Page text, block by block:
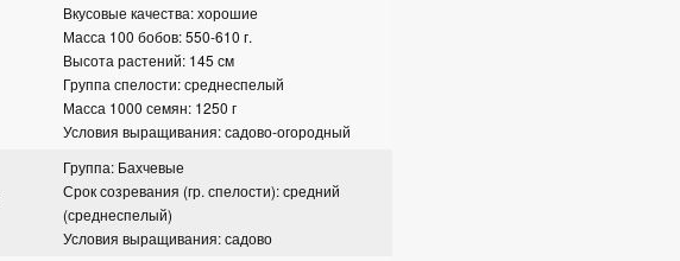
Вкусовые качества: хорошие
Масса 100 бобов: 550-610 г.
Высота растений: 145 см
Группа спелости: среднеспелый
Масса 1000 семян: 1250 г
Условия выращивания: садово-огородный
Группа: Бахчевые
Срок созревания (гр. спелости): средний
(среднеспелый)
Условия выращивания: садово